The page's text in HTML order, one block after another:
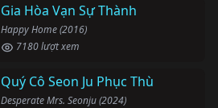
Gia Hòa Vạn Sự Thành
Happy Home (2016)
7180 lượt xem
Quý Cô Seon Ju Phục Thù
Desperate Mrs. Seonju (2024)